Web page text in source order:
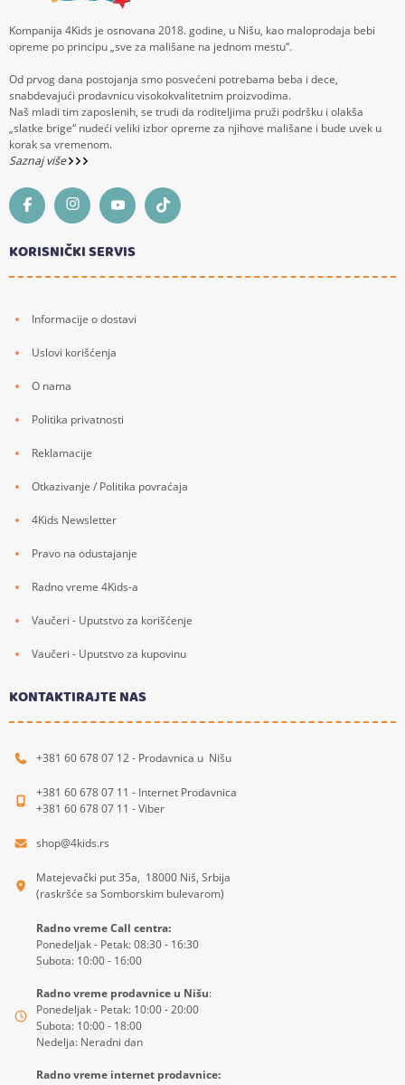
Kompanija 4Kids je osnovana 2018. godine, u Nišu, kao maloprodaja bebi
opreme po principu „sve za mališane na jednom mestu“.
Od prvog dana postojanja smo posvećeni potrebama beba i dece,
snabdevajući prodavnicu visokokvalitetnim proizvodima.
Naš mladi tim zaposlenih, se trudi da roditeljima pruži podršku i olakša
„slatke brige“ nudeći veliki izbor opreme za njihove mališane i bude uvek u
korak sa vremenom.
Saznaj više
KORISNIČKI SERVIS
Informacije o dostavi
Uslovi korišćenja
O nama
Politika privatnosti
Reklamacije
Otkazivanje / Politika povraćaja
4Kids Newsletter
Pravo na odustajanje
Radno vreme 4Kids-a
Vaučeri - Uputstvo za korišćenje
Vaučeri - Uputstvo za kupovinu
KONTAKTIRAJTE NAS
+381 60 678 07 12 - Prodavnica u Nišu
+381 60 678 07 11 - Internet Prodavnica
+381 60 678 07 11 - Viber
shop@4kids.rs
Matejevački put 35a, 18000 Niš, Srbija
(raskršće sa Somborskim bulevarom)
Radno vreme Call centra:
Ponedeljak - Petak: 08:30 - 16:30
Subota: 10:00 - 16:00
Radno vreme prodavnice u Nišu:
Ponedeljak - Petak: 10:00 - 20:00
Subota: 10:00 - 18:00
Nedelja: Neradni dan
Radno vreme internet prodavnice: